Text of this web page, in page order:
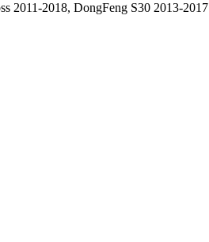
2011-2018, DongFeng S30 2013-2017